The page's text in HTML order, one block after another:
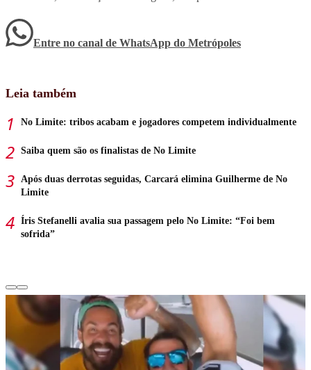
Entre no canal de WhatsApp do Metrópoles
Leia também
No Limite: tribos acabam e jogadores competem individualmente
Saiba quem são os finalistas de No Limite
Após duas derrotas seguidas, Carcará elimina Guilherme de No
Limite
Íris Stefanelli avalia sua passagem pelo No Limite: “Foi bem
sofrida”